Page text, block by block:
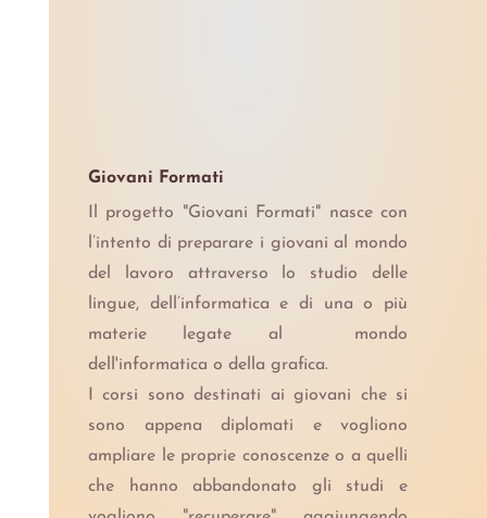
Giovani Formati
Il progetto "Giovani Formati" nasce con
l’intento di preparare i giovani al mondo
del lavoro attraverso lo studio delle
lingue, dell’informatica e di una o più
materie legate al mondo
dell'informatica o della grafica.
I corsi sono destinati ai giovani che si
sono appena diplomati e vogliono
ampliare le proprie conoscenze o a quelli
che hanno abbandonato gli studi e